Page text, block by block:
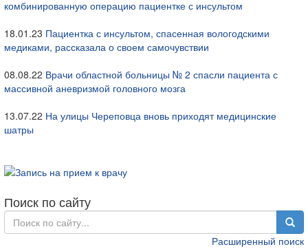
комбинированную операцию пациентке с инсультом
18.01.23 Пациентка с инсультом, спасенная вологодскими
медиками, рассказала о своем самочувствии
08.08.22 Врачи областной больницы № 2 спасли пациента с
массивной аневризмой головного мозга
13.07.22 На улицы Череповца вновь приходят медицинские
шатры
Поиск по сайту
Расширенный поиск